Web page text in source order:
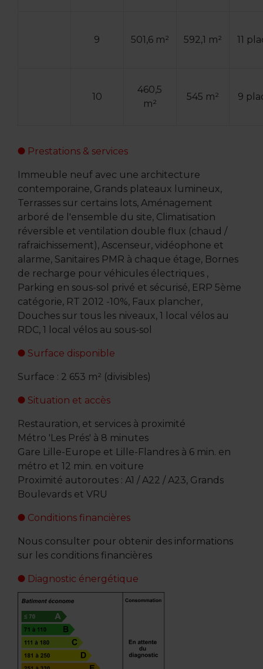
9 501,6 m² 592,1 m² 11
10
460,5
m²
545 m² 9
Prestations & services
Immeuble neuf avec une architecture
contemporaine, Grands plateaux lumineux,
Terrasses sur certains lots, Aménagement
arboré de l'ensemble du site, Climatisation
réversible et ventilation double flux (chaud /
rafraichissement), Ascenseur, vidéophone et
alarme, Sanitaires PMR à chaque étage, Bornes
de recharge pour véhicules électriques ,
Parking en sous-sol privé et sécurisé, ERP 5ème
catégorie, RT 2012 -10%, Faux plancher,
Douches sur tous les niveaux, 1 local vélos au
RDC, 1 local vélos au sous-sol
Surface disponible
Surface : 2 653 m² (divisibles)
Situation et accès
Restauration, et services à proximité
Métro 'Les Prés' à 8 minutes
Gare Lille-Europe et Lille-Flandres à 6 min. en
métro et 12 min. en voiture
Proximité autoroutes : A1 / A22 / A23, Grands
Boulevards et VRU
Conditions financières
Nous consulter pour obtenir des informations
sur les conditions financières
Diagnostic énergétique